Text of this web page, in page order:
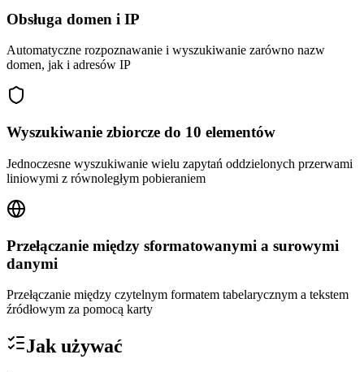
Obsługa domen i IP
Automatyczne rozpoznawanie i wyszukiwanie zarówno nazw
domen, jak i adresów IP
Wyszukiwanie zbiorcze do 10 elementów
Jednoczesne wyszukiwanie wielu zapytań oddzielonych przerwami
liniowymi z równoległym pobieraniem
Przełączanie między sformatowanymi a surowymi
danymi
Przełączanie między czytelnym formatem tabelarycznym a tekstem
źródłowym za pomocą karty
Jak używać